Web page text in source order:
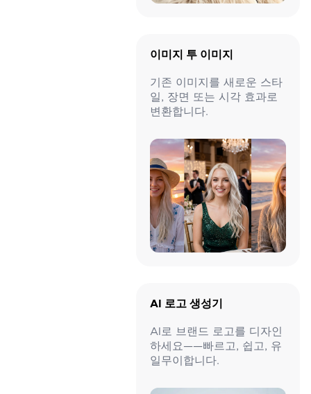
이미지 투 이미지
기존 이미지를 새로운 스타
일, 장면 또는 시각 효과로
변환합니다.
AI 로고 생성기
AI로 브랜드 로고를 디자인
하세요——빠르고, 쉽고, 유
일무이합니다.